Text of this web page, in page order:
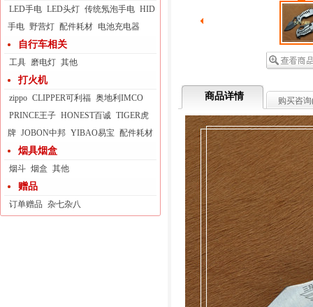
LED手电 LED头灯 传统氖泡手电 HID
手电 野营灯 配件耗材 电池充电器
自行车相关
工具 磨电灯 其他
打火机
zippo CLIPPER可利福 奥地利IMCO
PRINCE王子 HONEST百诚 TIGER虎
牌 JOBON中邦 YIBAO易宝 配件耗材
烟具烟盒
烟斗 烟盒 其他
赠品
订单赠品 杂七杂八
商品详情 购买咨询